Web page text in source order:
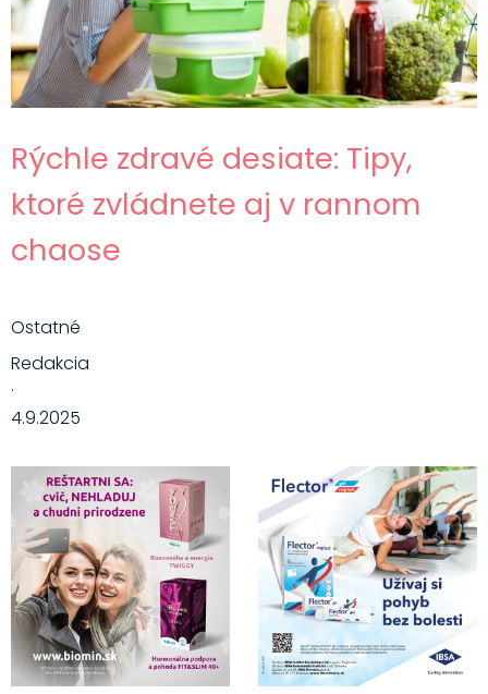
Rýchle zdravé desiate: Tipy,
ktoré zvládnete aj v rannom
chaose
Ostatné
Redakcia
·
4.9.2025